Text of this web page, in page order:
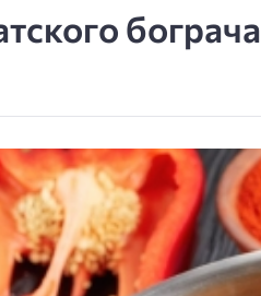
бограча